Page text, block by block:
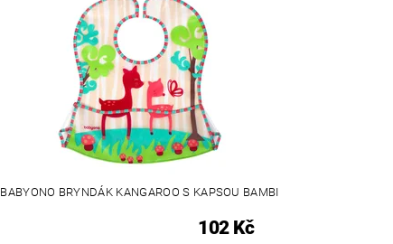
BABYONO BRYNDÁK KANGAROO S KAPSOU BAMBI
102 Kč